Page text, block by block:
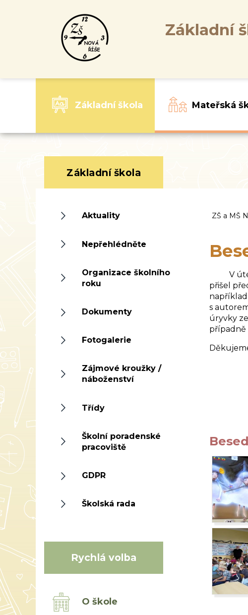
Základní
Základní škola Mateřská
ZŠ a MŠ
V úterý
přišel
například
s
úryvky
případně
Základní škola
Aktuality
Nepřehlédněte
Organizace školního
roku
Dokumenty
Fotogalerie
Zájmové kroužky /
náboženství
Třídy
Školní poradenské
pracoviště
GDPR
Školská rada
Rychlá volba
O škole